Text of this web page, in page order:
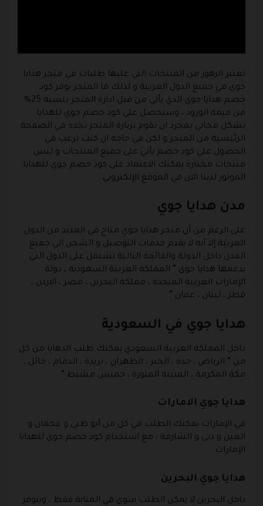
تعتبر الزهور من المنتجات التي عليها طلبات في متجر هدايا
جوي في جميع الدول العربية و لذلك فا المتجر يوفر كود
خصم هدايا جوي الذي يأتي من قبل ادارة المتجر بنسبة 25%
من قيمة الورود ، وستحصل علي كود خصم جوي للهدايا
بشكل مجاني بمجرد ان تقوم بزيارة المتجر تجده في الصفحة
الرئيسية من المتجر و لكن في حاجه ان كنت ترغب في
الحصول على كود خصم يأتي على جميع المنتجات و ليس
منتجات مختارة يمكنك الاعتماد على كود خصم جوي للهدايا
الموتور لدينا الان في الموقع الإلكتروني .
مدن هدايا جوي
على الرغم من أن متجر هدايا جوي متاح في العديد من الدول
العربية إلا أنه لا يقدم خدمات التوصيل و الشحن الى جميع
المدن داخل الدولة والقائمة التالية تشتمل على الدول التي
يدعمها هدايا جوي ” المملكة العربية السعودية ، دولة
الإمارات العربية المتحدة ، مملكة البحرين ، مصر ، الاردن ،
قطر ، لبنان ، عمان ” .
هدايا جوي في السعودية
داخل المملكة العربية السعودي يمكنك طلب الدهايا من كل
من ” الرياض ، جدة ، الخبر ، الظهران ، بريدة ، الدمام ، حائل ،
مكة المكرمة ، المدينة المنورة ، خميس مشيط ” .
هدايا جوي الامارات
في الإمارات يمكنك الطلب في كل من أبو ظبي و عجمان و
العين و دبي و الشارقة ، مع استخدام كود خصم جوي للهدايا
الإمارات .
هدايا جوي البحرين
داخل البحرين لا يمكن الطلب سوى في المنانة فقط ، ويتوفر